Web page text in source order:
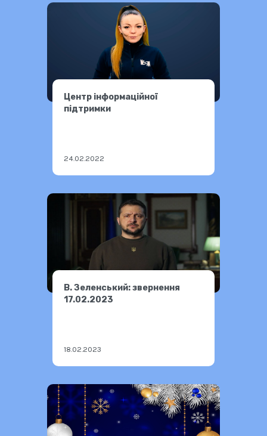
Центр інформаційної
підтримки
24.02.2022
В. Зеленський: звернення
17.02.2023
18.02.2023